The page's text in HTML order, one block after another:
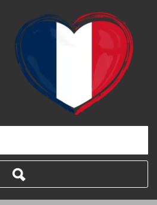
commerces
et des
circuits
sur le
d’achat
: une